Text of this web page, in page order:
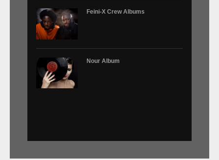
Feini-X Crew Albums
Nour Album